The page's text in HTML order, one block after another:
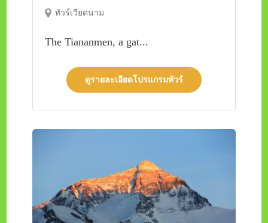
ทัวร์เวียดนาม
The Tiananmen, a gat...
ดูรายละเอียดโปรแกรมทัวร์